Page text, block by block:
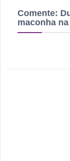
Comente:
maconha